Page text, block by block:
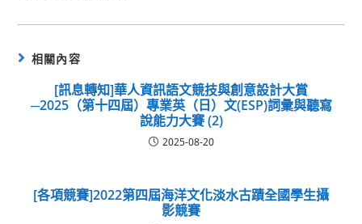
相關內容
[訊息轉知]華人資訊語文競技與創意設計大賞
─2025（第十四屆）專業英（日）文(ESP)詞彙與聽寫
說能力大賽 (2)
2025-08-20
[各項競賽]2022第四屆海洋文化淡水古蹟全國學生攝
影競賽